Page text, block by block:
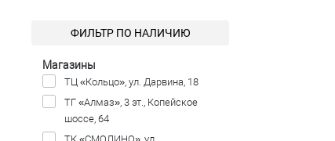
Шерсть(1)
ФИЛЬТР ПО НАЛИЧИЮ
Магазины
ТЦ «Кольцо», ул. Дарвина, 18
ТГ «Алмаз», 3 эт., Копейское
шоссе, 64